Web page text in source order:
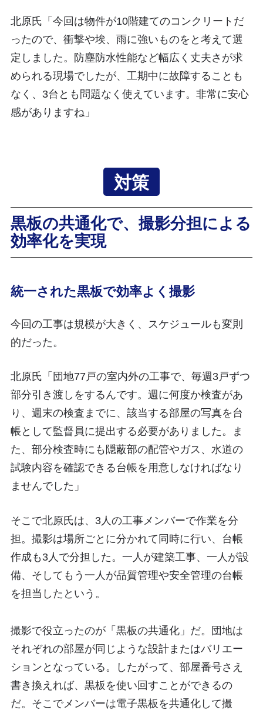
北原氏「今回は物件が10階建てのコンクリートだ
ったので、衝撃や埃、雨に強いものをと考えて選
定しました。防塵防水性能など幅広く丈夫さが求
められる現場でしたが、工期中に故障することも
なく、3台とも問題なく使えています。非常に安心
感がありますね」
対策
黒板の共通化で、撮影分担による
効率化を実現
統一された黒板で効率よく撮影
今回の工事は規模が大きく、スケジュールも変則
的だった。
北原氏「団地77戸の室内外の工事で、毎週3戸ずつ
部分引き渡しをするんです。週に何度か検査があ
り、週末の検査までに、該当する部屋の写真を台
帳として監督員に提出する必要がありました。ま
た、部分検査時にも隠蔽部の配管やガス、水道の
試験内容を確認できる台帳を用意しなければなり
ませんでした」
そこで北原氏は、3人の工事メンバーで作業を分
担。撮影は場所ごとに分かれて同時に行い、台帳
作成も3人で分担した。一人が建築工事、一人が設
備、そしてもう一人が品質管理や安全管理の台帳
を担当したという。
撮影で役立ったのが「黒板の共通化」だ。団地は
それぞれの部屋が同じような設計またはバリエー
ションとなっている。したがって、部屋番号さえ
書き換えれば、黒板を使い回すことができるの
だ。そこでメンバーは電子黒板を共通化して撮